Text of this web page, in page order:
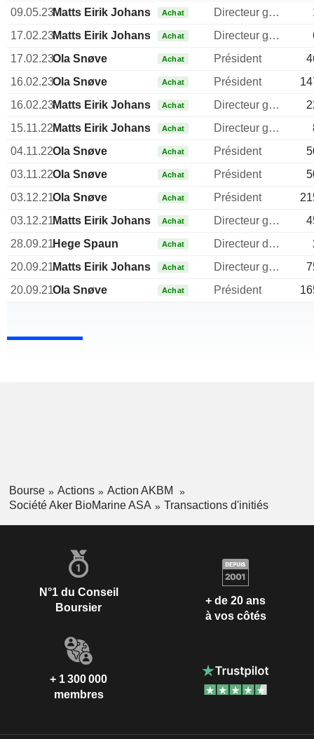
09.05.23Matts Eirik JohansenAchat Directeur general
17.02.23Matts Eirik JohansenAchat Directeur general
17.02.23Ola Snøve Achat Président
16.02.23Ola Snøve Achat Président
16.02.23Matts Eirik JohansenAchat Directeur general
15.11.22Matts Eirik JohansenAchat Directeur general
04.11.22Ola Snøve Achat Président
03.11.22Ola Snøve Achat Président
03.12.21Ola Snøve Achat Président
03.12.21Matts Eirik JohansenAchat Directeur general
28.09.21Hege Spaun Achat Directeur des ressources humaines
20.09.21Matts Eirik JohansenAchat Directeur general
20.09.21Ola Snøve Achat Président
Bourse Actions
Action AKBM
Société Aker BioMarine ASA
Transactions d'initiés
N°1 du Conseil
Boursier
+ de 20 ans
à vos côtés
+ 1 300 000
membres